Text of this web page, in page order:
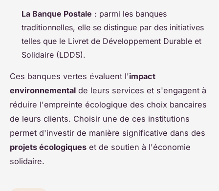
La Banque Postale : parmi les banques
traditionnelles, elle se distingue par des initiatives
telles que le Livret de Développement Durable et
Solidaire (LDDS).
Ces banques vertes évaluent l'impact
environnemental de leurs services et s'engagent à
réduire l'empreinte écologique des choix bancaires
de leurs clients. Choisir une de ces institutions
permet d'investir de manière significative dans des
projets écologiques et de soutien à l'économie
solidaire.